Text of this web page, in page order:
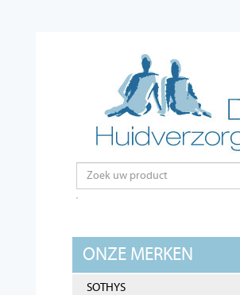
ONZE MERKEN
SOTHYS